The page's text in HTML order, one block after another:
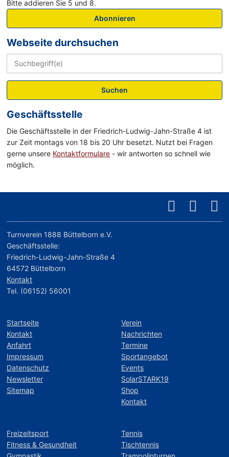
Bitte addieren Sie 5 und 8.
Abonnieren
Webseite durchsuchen
Suchen
Geschäftsstelle
Die Geschäftsstelle in der Friedrich-Ludwig-Jahn-Straße 4 ist
zur Zeit montags von 18 bis 20 Uhr besetzt. Nutzt bei Fragen
gerne unsere Kontaktformulare - wir antworten so schnell wie
möglich.
Turnverein 1888 Büttelborn e.V.
Geschäftsstelle:
Friedrich-Ludwig-Jahn-Straße 4
64572 Büttelborn
Kontakt
Tel. (06152) 56001
Startseite
Kontakt
Anfahrt
Impressum
Datenschutz
Newsletter
Sitemap
Verein
Nachrichten
Termine
Sportangebot
Events
SolarSTARK19
Shop
Kontakt
Freizeitsport
Fitness & Gesundheit
Tennis
Tischtennis